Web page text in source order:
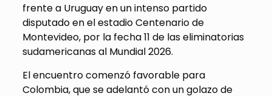
frente a Uruguay en un intenso partido
disputado en el estadio Centenario de
Montevideo, por la fecha 11 de las eliminatorias
sudamericanas al Mundial 2026.
El encuentro comenzó favorable para
Colombia, que se adelantó con un golazo de